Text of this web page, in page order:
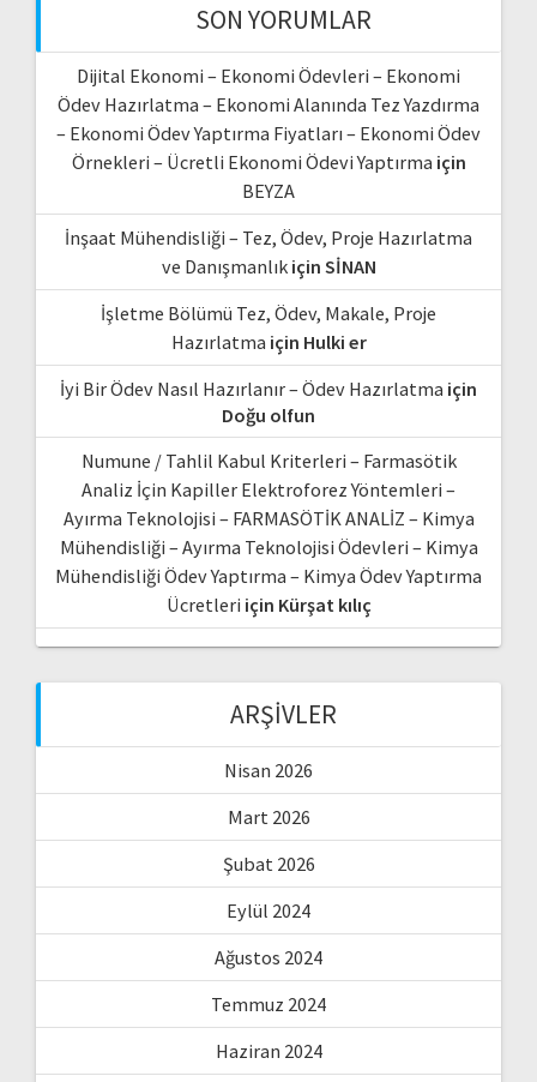
SON YORUMLAR
Dijital Ekonomi – Ekonomi Ödevleri – Ekonomi
Ödev Hazırlatma – Ekonomi Alanında Tez Yazdırma
– Ekonomi Ödev Yaptırma Fiyatları – Ekonomi Ödev
Örnekleri – Ücretli Ekonomi Ödevi Yaptırma için
BEYZA
İnşaat Mühendisliği – Tez, Ödev, Proje Hazırlatma
ve Danışmanlıkiçin SİNAN
İşletme Bölümü Tez, Ödev, Makale, Proje
Hazırlatma için Hulki er
İyi Bir Ödev Nasıl Hazırlanır – Ödev Hazırlatma için
Doğu olfun
Numune / Tahlil Kabul Kriterleri – Farmasötik
Analiz İçin Kapiller Elektroforez Yöntemleri –
Ayırma Teknolojisi – FARMASÖTİK ANALİZ – Kimya
Mühendisliği – Ayırma Teknolojisi Ödevleri – Kimya
Mühendisliği Ödev Yaptırma – Kimya Ödev Yaptırma
Ücretleri için Kürşat kılıç
ARŞIVLER
Nisan 2026
Mart 2026
Şubat 2026
Eylül 2024
Ağustos 2024
Temmuz 2024
Haziran 2024